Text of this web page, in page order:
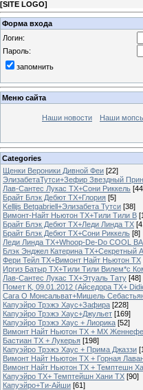
[SITE LOGO]
Форма входа
Логин:
Пароль:
запомнить
Меню сайта
Наши новости Наши
Categories
Щенки Вероники Дивной Феи [22]
ЭлизабетаТутси+Зефир Звездный
Лав-Сантес Лукас ТХ+Сони Риккель
Брайт Блэк Дебют ТХ+Глория [5]
Kellijs Betgabriell+Элизабета Тутcи [38]
Вимонт-Найт Ньютон ТХ+Тили Тили В
Брайт Блэк Дебют ТХ+Леди Линда ТХ
Брайт Блэк Дебют ТХ+Сони Риккель [8]
Леди Линда ТХ+Whoop-De-Do COOL
Блэк Энджел Катерина ТХ+Секретный
Фери Тейл ТХ+Вимонт Найт Ньютон ТХ
Иргиз Батыр ТХ+Тили Тили Вилем*с
Лав-Сантес Лукас ТХ+Этуаль Тату [48]
Помет К, 09.01.2012 (Айседора ТХ+
Сага О Монсальват+Мишель
Капуэйро Трэжэ Хаус+Зафира [228]
Капуэйро Трэжэ Хаус+Джульет [169]
Капуэйро Трэжэ Хаус + Лиорика [52]
Вимонт Найт Ньютон ТХ + МХ
Бастиан ТХ + Лукерья [198]
Капуэйро Трэжэ Хаус + Прима Джаззи
Вимонт Найт Ньютон ТХ + Горная
Вимонт Найт Ньютон ТХ + Темптешн
Капуэйро ТХ+ Темптейшн Хани ТХ [90]
Капуэйро+Ти-Айши [61]